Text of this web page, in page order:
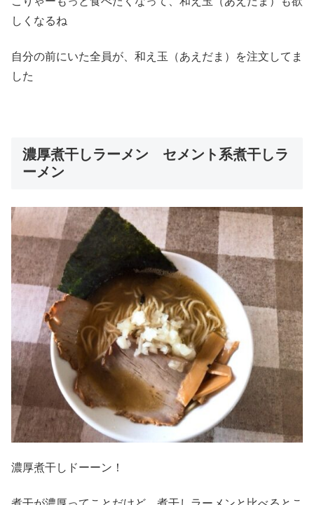
しくなるね
自分の前にいた全員が、和え玉（あえだま）を注文してま
した
濃厚煮干しラーメン セメント系煮干しラ
ーメン
濃厚煮干しドーーン！